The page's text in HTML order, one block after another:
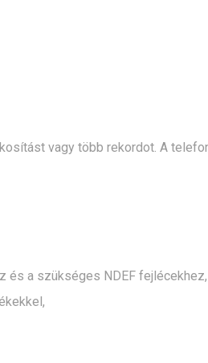
vagy több rekordot. A
és a szükséges NDEF fejlécekhez,